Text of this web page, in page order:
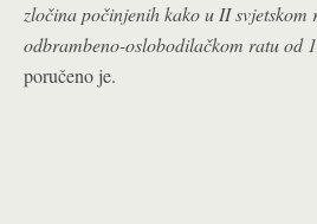
zločina počinjenih kako u II svjetskom
odbrambeno-oslobodilačkom ratu od
poručeno je.